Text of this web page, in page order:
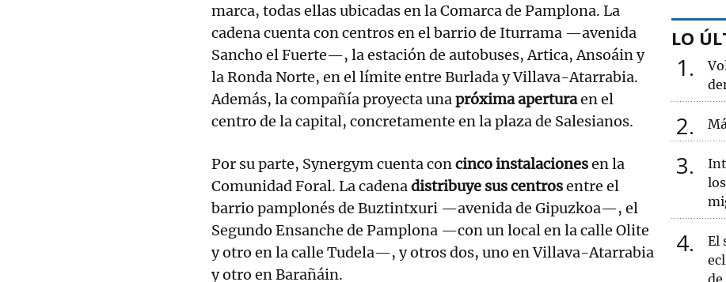
marca, todas ellas ubicadas en la Comarca de Pamplona. La
cadena cuenta con centros en el barrio de Iturrama —avenida
Sancho el Fuerte—, la estación de autobuses, Artica, Ansoáin y
la Ronda Norte, en el límite entre Burlada y Villava-Atarrabia.
Además, la compañía proyecta unapróxima aperturaen el
centro de la capital, concretamente en la plaza de Salesianos.
Por su parte, Synergym cuenta concinco instalacionesen la
Comunidad Foral. La cadenadistribuye sus centrosentre el
barrio pamplonés de Buztintxuri —avenida de Gipuzkoa—, el
Segundo Ensanche de Pamplona —con un local en la calle Olite
y otro en la calle Tudela—, y otros dos, uno en Villava-Atarrabia
y otro en Barañáin.
LO
1
2
3
4
El